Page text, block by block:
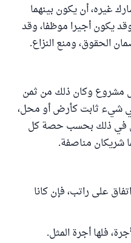
غيره، أن يكون بينهما
يكون أجيرا موظفا، وقد
الحقوق، ومنع النزاع.
مشروع وكان ذلك من ثمن
شيء ثابت كأرض أو محل،
في ذلك بحسب حصة كل
شريكان مناصفة.
على راتب، فإن كانا
فلها أجرة المثل.